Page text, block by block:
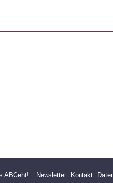
ABGeht! Newsletter Kontakt